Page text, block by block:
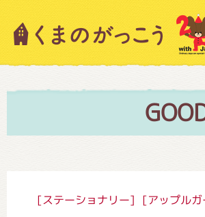
[ステーショナリー] [アップル
キャラクター紹介